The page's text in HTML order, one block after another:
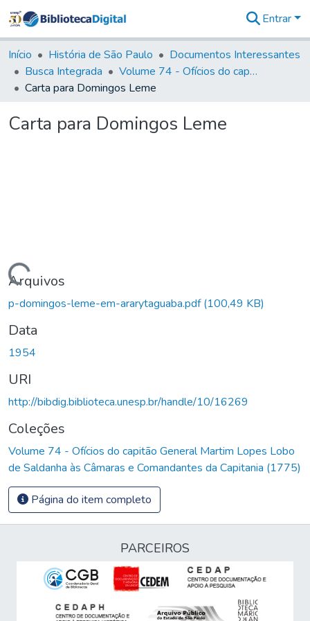
&
Coleções
Tudo na
Biblioteca
Estatísticas
Entrar
Início História de São Paulo
Documentos Interessantes
Busca Integrada
Volume 74 - Ofícios do capitão General Martim Lopes Lobo de Saldanha às Câmaras e Comandantes da Capitania (1775)
Carta para Domingos Leme
Carta para Domingos Leme
Carregando...
Arquivos
p-domingos-leme-em-ararytaguaba.pdf(100,49 KB)
Data
1954
URI
http://bibdig.biblioteca.unesp.br/handle/10/16269
Coleções
Volume 74 - Ofícios do capitão General Martim Lopes Lobo
de Saldanha às Câmaras e Comandantes da Capitania (1775)
Página do item completo
PARCEIROS